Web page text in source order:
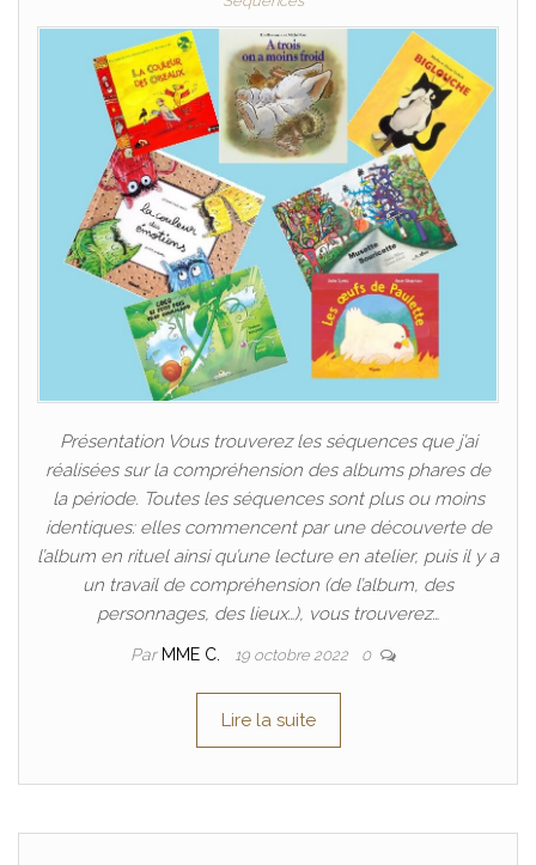
Présentation Vous trouverez les séquences que j’ai
réalisées sur la compréhension des albums phares de
la période. Toutes les séquences sont plus ou moins
identiques: elles commencent par une découverte de
l’album en rituel ainsi qu’une lecture en atelier, puis il y a
un travail de compréhension (de l’album, des
personnages, des lieux…), vous trouverez…
Par MME C. 19 octobre 2022 0
Lire la suite